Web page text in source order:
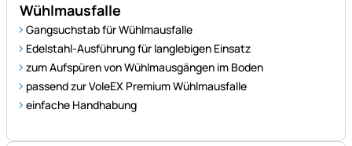
Wühlmausfalle
Gangsuchstab für Wühlmausfalle
Edelstahl-Ausführung für langlebigen Einsatz
zum Aufspüren von Wühlmausgängen im Boden
passend zur VoleEX Premium Wühlmausfalle
einfache Handhabung